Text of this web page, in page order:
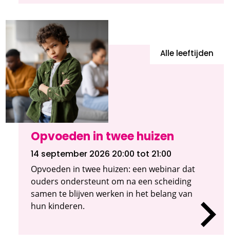
Opvoeden in twee huizen
Alle leeftijden
14 september 2026 20:00 tot 21:00
Opvoeden in twee huizen: een webinar dat
ouders ondersteunt om na een scheiding
samen te blijven werken in het belang van
hun kinderen.